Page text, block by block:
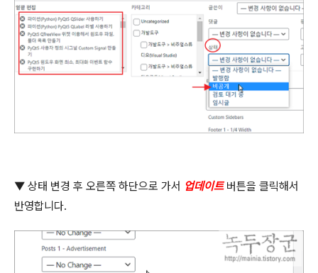
▼ 상태 변경 후 오른쪽 하단으로 가서 업데이트 버튼을 클릭해서
반영합니다.